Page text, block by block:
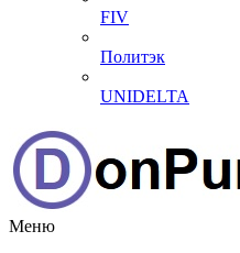
FIV
Политэк
UNIDELTA
Меню